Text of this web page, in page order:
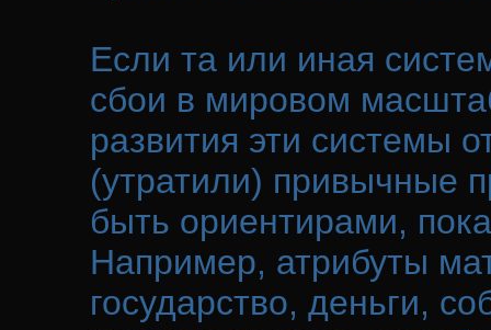
Если та или иная
сбои в мировом
развития эти системы
(утратили) привычные
быть ориентирами,
Например, атрибуты
государство, деньги,